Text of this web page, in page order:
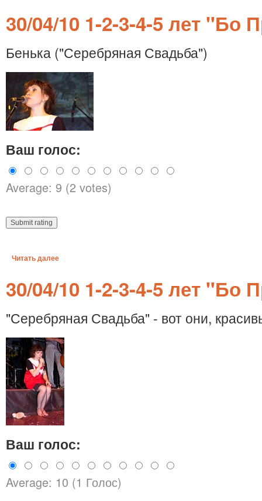
30/04/10 1-2-3-4-5 лет "Бо
Бенька ("Серебряная Свадьба")
Ваш голос:
Average: 9 (2 votes)
Читать далее
30/04/10 1-2-3-4-5 лет "Бо
"Серебряная Свадьба" - вот они,
Ваш голос:
Average: 10 (1 Голос)